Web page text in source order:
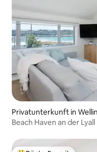
Privatunterkunft in
Beach Haven an der Lyall